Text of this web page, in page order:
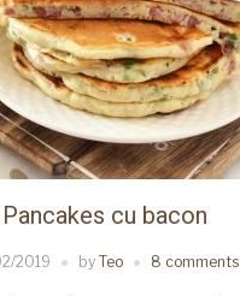
Pancakes cu bacon
2019 by Teo 8 comments